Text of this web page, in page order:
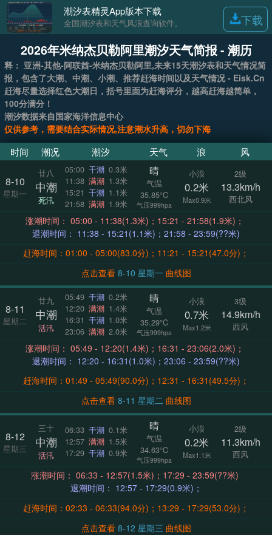
潮汐表精灵App版本下载
全国潮汐表和天气风浪查询软件。 下载
2026年米纳杰贝勒阿里潮汐天气简报 - 潮历
释： 亚洲-其他-阿联酋-米纳杰贝勒阿里,未来15天潮汐表和天气情况简
报，包含了大潮、中潮、小潮、推荐赶海时间以及天气情况 - Eisk.Cn
赶海尽量选择红色大潮日，括号里面为赶海评分，越高赶海越简单，
100分满分！
潮汐数据来自国家海洋信息中心
仅供参考，需要结合实际情况,注意潮水升高，切勿下海
时间 潮况 潮汐 天气 浪 风
8-10
星期一
廿八
中潮
死汛
05:00 干潮 0.3米
11:38 满潮 1.3米
15:21 干潮 1.1米
21:58 满潮 1.9米
晴
气温
35.85°C
气压999hpa
小浪
0.2米
Max0.9米
2级
13.3km/h
西北风
涨潮时间： 05:00 - 11:38(1.3米)；15:21 - 21:58(1.9米)；
退潮时间： 11:38 - 15:21(1.1米)；21:58 - 23:59(??米)
赶海时间：01:00 - 05:00(83.0分)；11:21 - 15:21(47.0分)；
点击查看
8-10 星期一 曲线图
8-11
星期二
廿九
中潮
活汛
05:49 干潮 0.2米
12:20 满潮 1.4米
16:31 干潮 1.0米
23:06 满潮 2.0米
晴
气温
35.29°C
气压999hpa
小浪
0.7米
Max1.2米
3级
14.9km/h
西风
涨潮时间： 05:49 - 12:20(1.4米)；16:31 - 23:06(2.0米)；
退潮时间： 12:20 - 16:31(1.0米)；23:06 - 23:59(??米)
赶海时间：01:49 - 05:49(90.0分)；12:31 - 16:31(49.5分)；
点击查看
8-11 星期二 曲线图
8-12
星期三
三十
中潮
活汛
06:33 干潮 0.1米
12:57 满潮 1.5米
17:29 干潮 0.9米
晴
气温
34.63°C
气压999hpa
小浪
0.2米
Max1.1米
2级
11.3km/h
西风
涨潮时间： 06:33 - 12:57(1.5米)；17:29 - 23:59(??米)
退潮时间： 12:57 - 17:29(0.9米)；
赶海时间：02:33 - 06:33(94.0分)；13:29 - 17:29(53.0分)；
点击查看
8-12 星期三 曲线图